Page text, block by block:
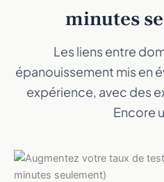
minutes
Les liens entre
épanouissement mis en
expérience, avec des
Encore